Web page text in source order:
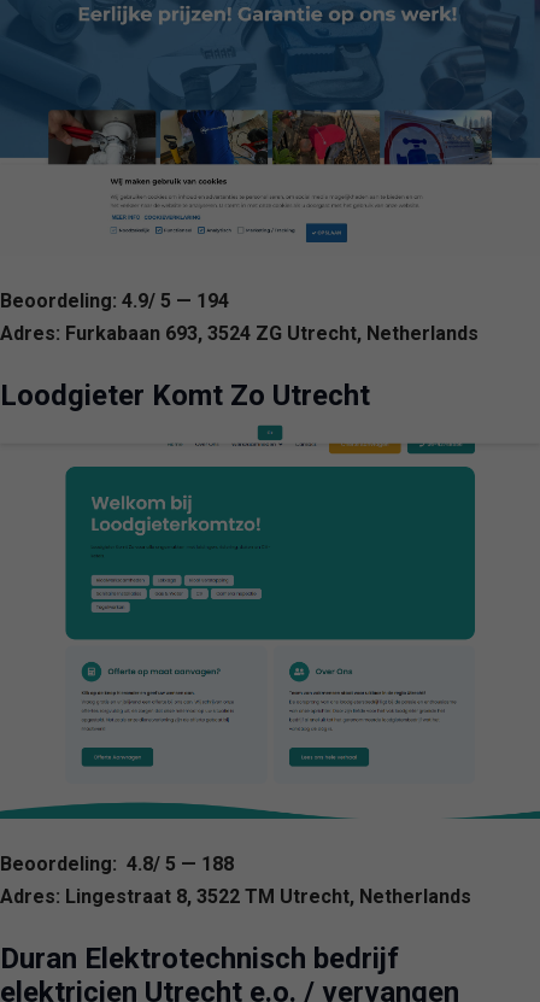
Beoordeling: 4.9/ 5 — 194
Adres: Furkabaan 693, 3524 ZG Utrecht, Netherlands
Loodgieter Komt Zo Utrecht
Beoordeling: 4.8/ 5 — 188
Adres: Lingestraat 8, 3522 TM Utrecht, Netherlands
Duran Elektrotechnisch bedrijf
elektricien Utrecht e.o. / vervangen